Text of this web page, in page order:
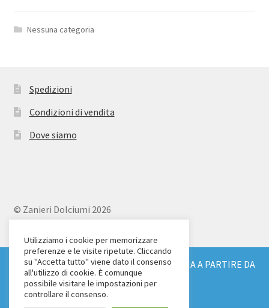
SPEDIZIONE GRATUITA IN TUTTA ITALIA A PARTIRE DA
€ 150
Ignora
Nessuna categoria
Spedizioni
Condizioni di vendita
Dove siamo
© Zanieri Dolciumi 2026
Via Alfieri 18
Scandicci (FI)
Tel. 055 2571707
C.F. e P.IVA: 04904430487
Utilizziamo i cookie per memorizzare
preferenze e le visite ripetute. Cliccando
su "Accetta tutto" viene dato il consenso
all'utilizzo di cookie. È comunque
possibile visitare le impostazioni per
controllare il consenso.